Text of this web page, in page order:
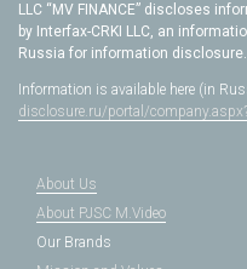
LLC “MV FINANCE” discloses
by Interfax-CRKI LLC, an
Russia for information disclosure.
Information is available here (in
disclosure.ru/portal/
About Us
About PJSC M.Video
Our Brands